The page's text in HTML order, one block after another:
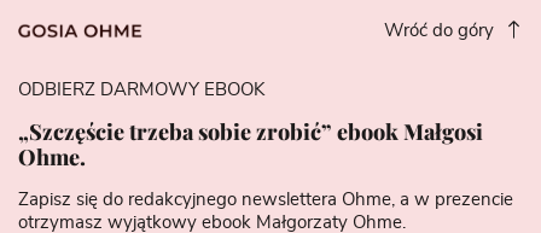
Wróć do góry
ODBIERZ DARMOWY EBOOK
„Szczęście trzeba sobie zrobić” ebook Małgosi
Ohme.
Zapisz się do redakcyjnego newslettera Ohme, a w prezencie
otrzymasz wyjątkowy ebook Małgorzaty Ohme.